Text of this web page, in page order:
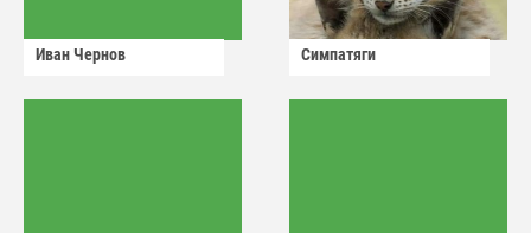
Иван Чернов Симпатяги